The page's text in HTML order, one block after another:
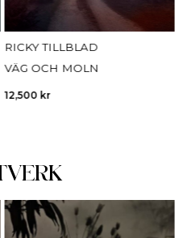
RICKY TILLBLAD
VÄG OCH MOLN
12,500 kr